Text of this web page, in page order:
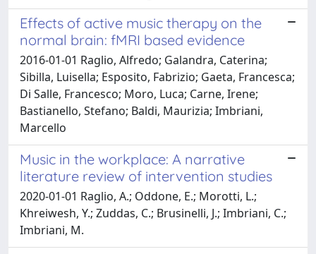
Effects of active music therapy on the
normal brain: fMRI based evidence
2016-01-01 Raglio, Alfredo; Galandra, Caterina;
Sibilla, Luisella; Esposito, Fabrizio; Gaeta, Francesca;
Di Salle, Francesco; Moro, Luca; Carne, Irene;
Bastianello, Stefano; Baldi, Maurizia; Imbriani,
Marcello
Music in the workplace: A narrative
literature review of intervention studies
2020-01-01 Raglio, A.; Oddone, E.; Morotti, L.;
Khreiwesh, Y.; Zuddas, C.; Brusinelli, J.; Imbriani, C.;
Imbriani, M.